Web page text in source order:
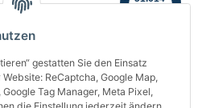
gestatten Sie den Einsatz
ReCaptcha, Google Map,
Tag Manager, Meta Pixel,